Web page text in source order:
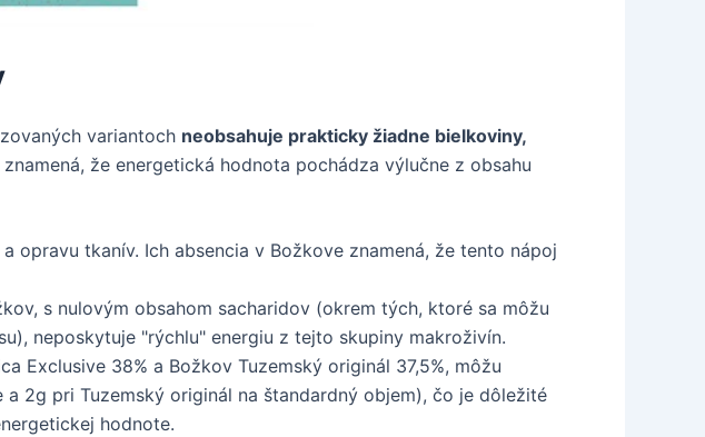
variantoch neobsahuje prakticky žiadne bielkoviny,
že energetická hodnota pochádza výlučne z obsahu
opravu tkanív. Ich absencia v Božkove znamená, že tento nápoj
s nulovým obsahom sacharidov (okrem tých, ktoré sa môžu
neposkytuje "rýchlu" energiu z tejto skupiny makroživín.
Exclusive 38% a Božkov Tuzemský originál 37,5%, môžu
2g pri Tuzemský originál na štandardný objem), čo je dôležité
hodnote.